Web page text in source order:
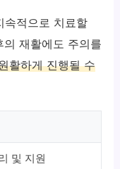
속적으로 치료할
재활에도 주의를
활하게 진행될 수
및 지원